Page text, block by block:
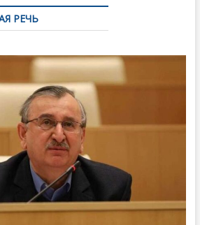
РЕЧЬ